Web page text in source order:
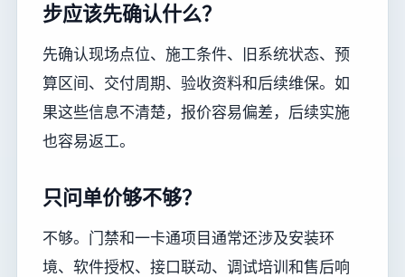
步应该先确认什么？
先确认现场点位、施工条件、旧系统状态、预
算区间、交付周期、验收资料和后续维保。如
果这些信息不清楚，报价容易偏差，后续实施
也容易返工。
只问单价够不够？
不够。门禁和一卡通项目通常还涉及安装环
境、软件授权、接口联动、调试培训和售后响